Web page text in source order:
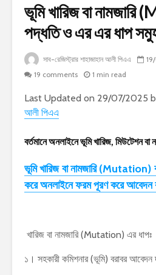
ভূমি খারিজ বা
পদ্ধতি ও এর এর ধাপ
সাব-রেজিস্ট্রার শাহাজাহান আলী পিএএ
19 comments
1 min read
Last Updated on 29/07/2025
আলী পিএএ
বর্তমানে অনলাইনে ভূমি খারিজ, মিউটেশন বা
ভূমি খারিজ বা নামজারি (Mutation)
করে অনলাইনে ফরম পূরণ করে
খারিজ বা নামজারি (Mutation) এর ধাপঃ
১। সহকারী কমিশনার (ভূমি) বরাবর আবেদন